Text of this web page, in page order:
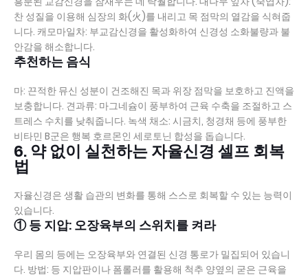
찬 성질을 이용해 심장의 화(火)를 내리고 목 점막의 열감을 식혀줍
니다. 캐모마일차: 부교감신경을 활성화하여 신경성 소화불량과 불
안감을 해소합니다.
추천하는 음식
마: 끈적한 뮤신 성분이 건조해진 목과 위장 점막을 보호하고 진액을
보충합니다. 견과류: 마그네슘이 풍부하여 근육 수축을 조절하고 스
트레스 수치를 낮춰줍니다. 녹색 채소: 시금치, 청경채 등에 풍부한
비타민 B군은 행복 호르몬인 세로토닌 합성을 돕습니다.
6. 약 없이 실천하는 자율신경 셀프 회복
법
자율신경은 생활 습관의 변화를 통해 스스로 회복할 수 있는 능력이
있습니다.
① 등 지압: 오장육부의 스위치를 켜라
우리 몸의 등에는 오장육부와 연결된 신경 통로가 밀집되어 있습니
다. 방법: 등 지압판이나 폼롤러를 활용해 척추 양옆의 굳은 근육을